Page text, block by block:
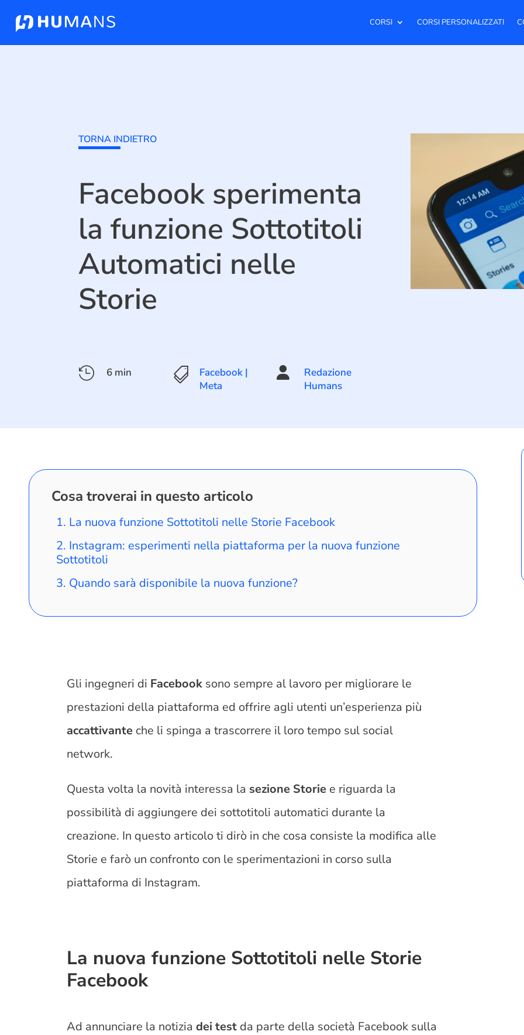
CORSI CORSI PERSONALIZZATI
TORNA INDIETRO
Facebook sperimenta
la funzione Sottotitoli
Automatici nelle
Storie
 6 min 
Facebook |
Meta

Redazione
Humans
Cosa troverai in questo articolo
La nuova funzione Sottotitoli nelle Storie Facebook
Instagram: esperimenti nella piattaforma per la nuova funzione
Sottotitoli
Quando sarà disponibile la nuova funzione?
Gli ingegneri di Facebook sono sempre al lavoro per migliorare le
prestazioni della piattaforma ed offrire agli utenti un’esperienza più
accattivante che li spinga a trascorrere il loro tempo sul social
network.
Questa volta la novità interessa la sezione Storie e riguarda la
possibilità di aggiungere dei sottotitoli automatici durante la
creazione. In questo articolo ti dirò in che cosa consiste la modifica alle
Storie e farò un confronto con le sperimentazioni in corso sulla
piattaforma di Instagram.
La nuova funzione Sottotitoli nelle Storie
Facebook
Ad annunciare la notiziadei test da parte della società Facebook sulla